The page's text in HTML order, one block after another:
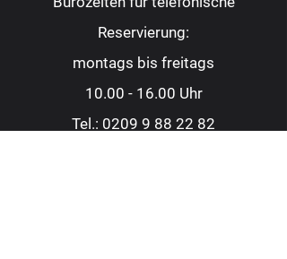
Reservierung:
montags bis freitags
10.00 - 16.00 Uhr
Tel.: 0209 9 88 22 82